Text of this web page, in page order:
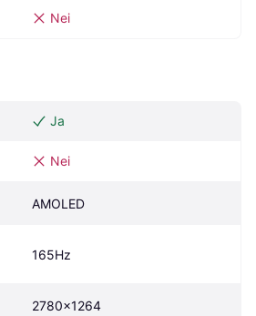
Nei
Ja
Nei
AMOLED
165Hz
2780x1264